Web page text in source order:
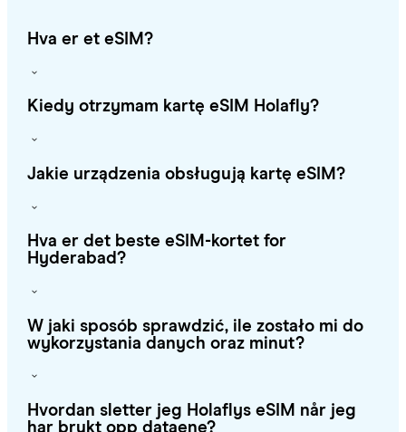
Hva er et eSIM?
Kiedy otrzymam kartę eSIM Holafly?
Jakie urządzenia obsługują kartę eSIM?
Hva er det beste eSIM-kortet for
Hyderabad?
W jaki sposób sprawdzić, ile zostało mi do
wykorzystania danych oraz minut?
Hvordan sletter jeg Holaflys eSIM når jeg
har brukt opp dataene?